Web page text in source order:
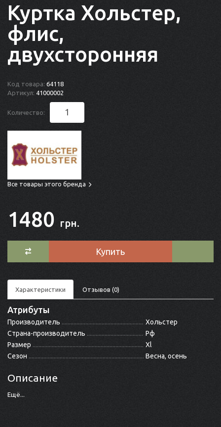
Куртка Хольстер,
флис,
двухсторонняя
Код товара: 64118
Артикул: 41000002
Количество:
Все товары этого бренда
1480 грн.
Купить
Характеристики Отзывов (0)
Атрибуты
Производитель
Хольстер
Страна-производитель
Рф
Размер
Xl
Сезон
Весна, осень
Описание
Ещё...